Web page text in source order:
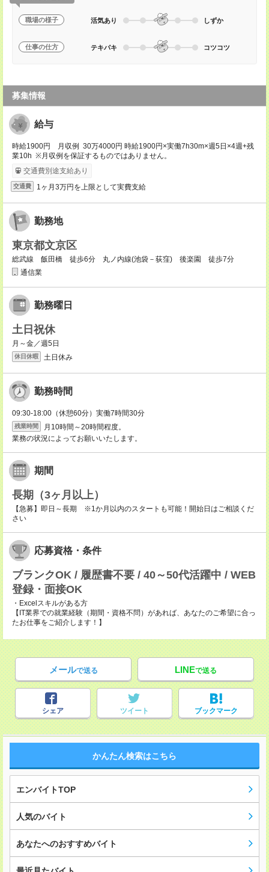
職場の様子 活気あり しずか
仕事の仕方 テキパキ コツコツ
募集情報
給与
時給1900円 月収例 30万4000円 時給1900円×実働7h30m×週5日×4週+残
業10h ※月収例を保証するものではありません。
交通費別途支給あり
交通費 1ヶ月3万円を上限として実費支給
勤務地
東京都文京区
総武線 飯田橋 徒歩6分 丸ノ内線(池袋－荻窪) 後楽園 徒歩7分
通信業
勤務曜日
土日祝休
月～金／週5日
休日休暇 土日休み
勤務時間
09:30-18:00（休憩60分）実働7時間30分
残業時間
月10時間～20時間程度。
業務の状況によってお願いいたします。
期間
長期（3ヶ月以上）
【急募】即日～長期 ※1か月以内のスタートも可能！開始日はご相談くだ
さい
応募資格・条件
ブランクOK / 履歴書不要 / 40～50代活躍中 / WEB
登録・面接OK
・Excelスキルがある方
【IT業界での就業経験（期間・資格不問）があれば、あなたのご希望に合っ
たお仕事をご紹介します！】
メールで送る LINEで送る
シェア ツイート ブックマーク
かんたん検索はこちら
エンバイトTOP
人気のバイト
あなたへのおすすめバイト